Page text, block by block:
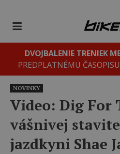
DVOJBALENIE TRENIEK
PREDPLATNÉMU
NOVINKY
Video: Dig For
vášnivej
jazdkyni Shae